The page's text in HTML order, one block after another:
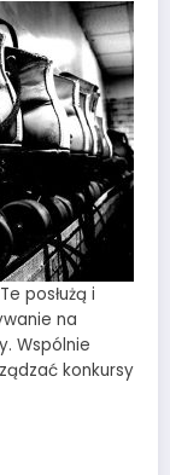
posłużą i
na
Wspólnie
konkursy